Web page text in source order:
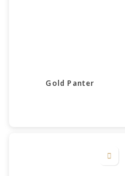
Gold Panter